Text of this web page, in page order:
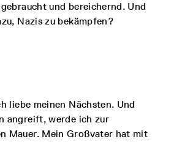
und bereichernd. Und
Nazis zu bekämpfen?
liebe meinen Nächsten. Und
angreift, werde ich zur
Mauer. Mein Großvater hat mit